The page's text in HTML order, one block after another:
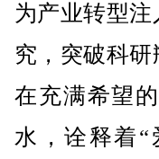
为产业转型
究，突破科
在充满希望
水，诠释着